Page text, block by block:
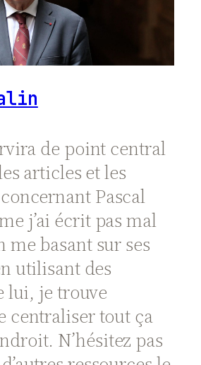
de point central
articles et les
Pascal
j’ai écrit pas mal
me basant sur ses
utilisant des
lui, je trouve
centraliser tout ça
N’hésitez pas